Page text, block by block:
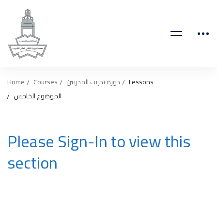
Home Courses دورة تدريب المدربين
Lessons
الموضوع الخامس
Please Sign-In to view this
section